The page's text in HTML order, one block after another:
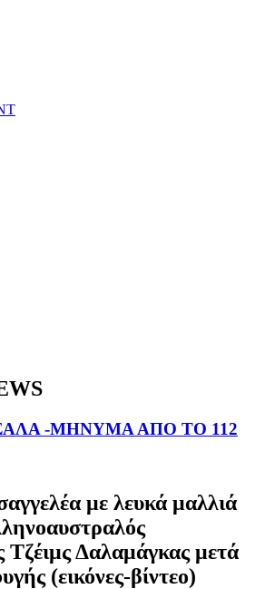
-ΜΗΝΥΜΑ ΑΠΟ ΤΟ 112
με λευκά μαλλιά
Τζέιμς Δαλαμάγκας μετά
(εικόνες-βίντεο)